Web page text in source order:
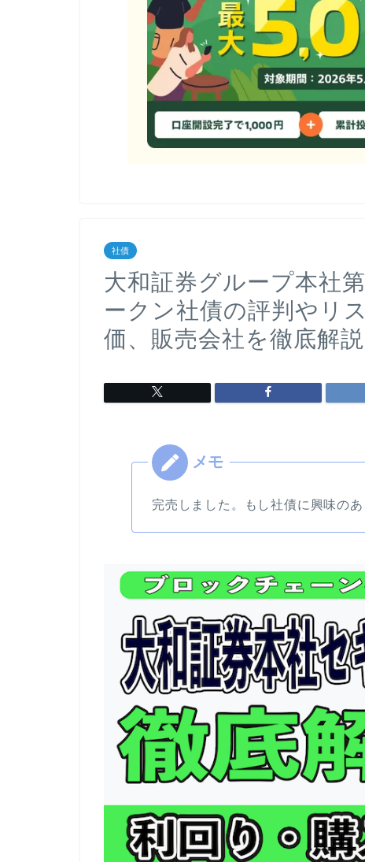
社債
大和証券グループ本社
ークン社債の評判やリ
価、販売会社を徹底解
完売しました。もし社債に興味のあ